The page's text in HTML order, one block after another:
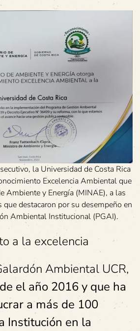
la Universidad de Costa Rica
Excelencia Ambiental que
Ambiente y Energía (MINAE), a las
destacaron por su desempeño en
Ambiental Institucional (PGAI).
a la excelencia
Ambiental UCR,
el año 2016 y que ha
a más de 100
Institución en la